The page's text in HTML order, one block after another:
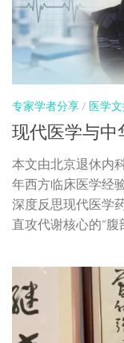
专家学者分享/ 医学
现代医学与中
本文由北京退休内
年西方临床医学经
深度反思现代医学
直攻代谢核心的“腹